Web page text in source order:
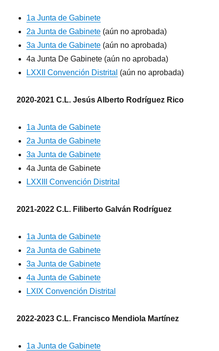
1a Junta de Gabinete
2a Junta de Gabinete (aún no aprobada)
3a Junta de Gabinete (aún no aprobada)
4a Junta De Gabinete (aún no aprobada)
LXXII Convención Distrital (aún no aprobada)
2020-2021 C.L. Jesús Alberto Rodríguez Rico
1a Junta de Gabinete
2a Junta de Gabinete
3a Junta de Gabinete
4a Junta de Gabinete
LXXIII Convención Distrital
2021-2022 C.L. Filiberto Galván Rodríguez
1a Junta de Gabinete
2a Junta de Gabinete
3a Junta de Gabinete
4a Junta de Gabinete
LXIX Convención Distrital
2022-2023 C.L. Francisco Mendiola Martínez
1a Junta de Gabinete